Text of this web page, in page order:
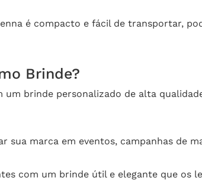
é compacto e fácil de transportar,
Brinde?
brinde personalizado de alta
sua marca em eventos, campanhas de
com um brinde útil e elegante que os